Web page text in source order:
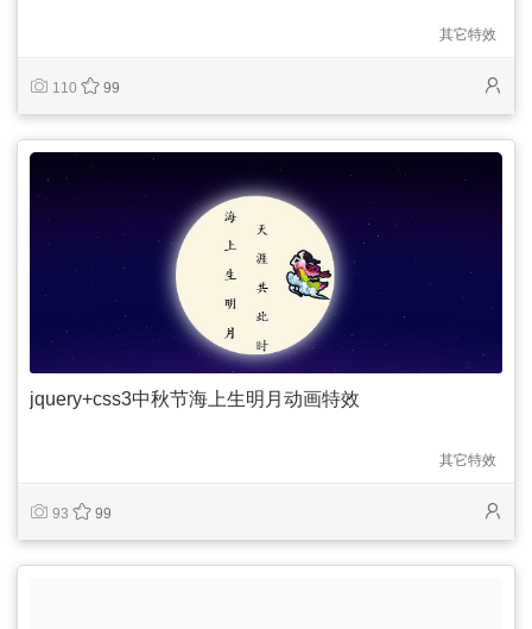
其它特效
110 99
jquery+css3中秋节海上生明月动画特效
其它特效
93 99